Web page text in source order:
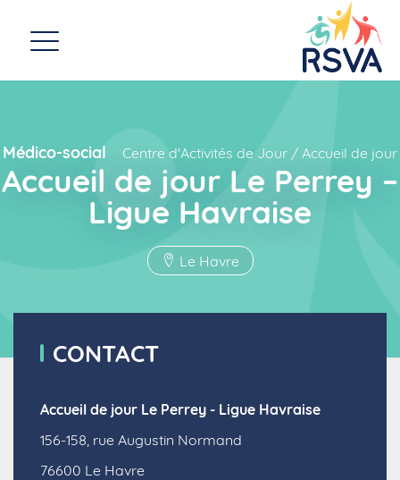
Médico-social Centre d'Activités de Jour / Accueil de jour
Accueil de jour Le Perrey –
Ligue Havraise
Le Havre
CONTACT
Accueil de jour Le Perrey - Ligue Havraise
156-158, rue Augustin Normand
76600 Le Havre